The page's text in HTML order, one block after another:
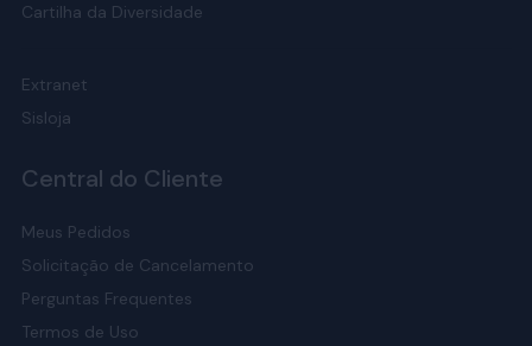
Cartilha da Diversidade
Extranet
Sisloja
Central do Cliente
Meus Pedidos
Solicitação de Cancelamento
Perguntas Frequentes
Termos de Uso